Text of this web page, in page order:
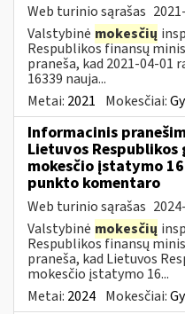
Web turinio sąrašas
Valstybinė mokesčių
Respublikos finansų
praneša, kad 2021-04-01
16339 nauja...
Metai: 2021 Mokesčiai:
Informacinis
Lietuvos
mokesčio įstatymo
punkto komentaro
Web turinio sąrašas
Valstybinė mokesčių
Respublikos finansų
praneša, kad Lietuvos
mokesčio įstatymo 16...
Metai: 2024 Mokesčiai: